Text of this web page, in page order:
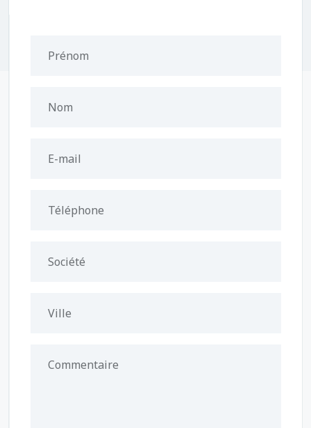
Prénom
Nom
E-mail
Téléphone
Société
Ville
Commentaire